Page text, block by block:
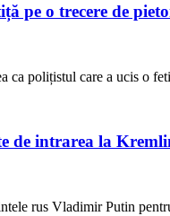
pe o trecere de
ca polițistul care a ucis o
de intrarea la
rus Vladimir Putin